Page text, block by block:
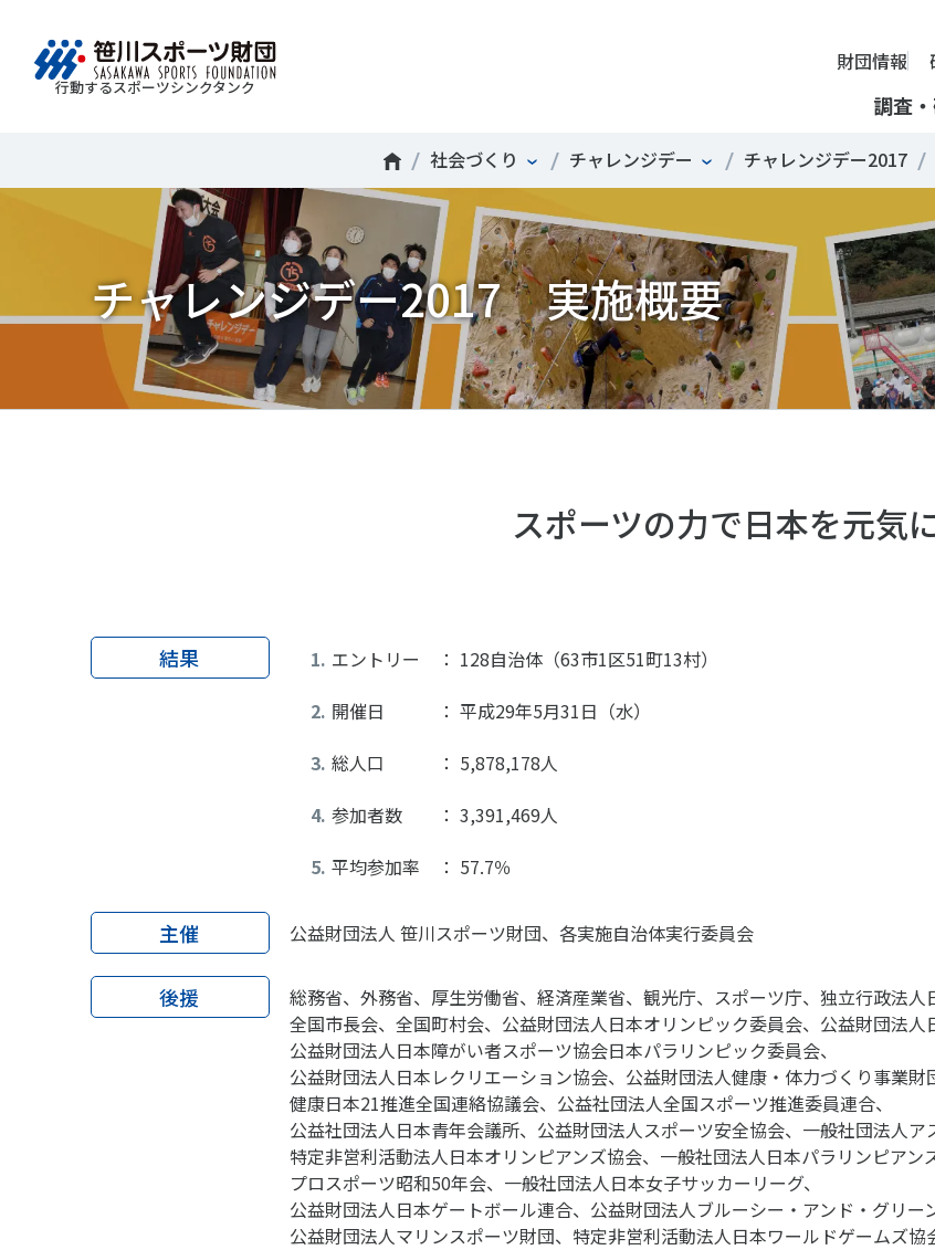
行動するスポーツシンクタンク
調査
財団情報
財団情報
ミッション
理事長挨拶
組織
沿革
採用情報
情報公開
アクセス
SSF Guidebook
アクティブシティ
ニュース
お問い合わせ・お申し込み
＃誰が子どものスポーツをささえるのか ＃部活動 ＃アクティブなまちづくり ＃日本人の身体
＃競技人口 ＃高齢者スポーツ ＃差別とダイバーシティ
スポーツによるまちづくり スポーツ・ガバナ
社会づくり
各教育機関との連携
スポーツ振興団体との連携
【動画】スポーツでアクティブ
Mission＆Visionの達成に向けさまざまな
研究調査活動を行います。客観的な分
析・研究に基づく実現性のある政策提言
につなげています。
スポーツライフ・データ
スポーツ白書
政策提言
子どものスポーツ
障害者スポーツ
スポーツによるまちづくり
スポーツ・ガバナ
スポーツボランテ
スポーツ政策・予
健康とスポーツ
その他
調査一覧
自治体・スポーツ組織・企業・教育機関等と連携し、スポー
ツ推進計画の策定やスポーツ振興、地域課題の解決につなが
る取り組みを共同で実践しています。
アクティブシティ
自治体との連携
各教育機関との連携
スポーツ振興団体との連携
セミナー
【動画】スポーツでアクティブなまち
チャレンジデー30年の取り組み
「スポーツ・フォー・オール」の理念を共有する国際機関や
日本国外の組織との連携、国際会議での研究成果の発表など
を行います。また、諸外国のスポーツ政策の比較、研究、情
報収集に積極的に取り組んでいます。
国際機関との連携
諸外国のスポーツ政策
諸外国のスポーツ事情
SSF研究員による国際情報コラム
日本のスポーツ政策についての論考、部
活動やこどもの運動実施率などのスポー
ツ界の諸問題に関するコラム、スポーツ
史に残る貴重な証言など、様々な読み物
コンテンツを作成し、スポーツの果たす
べき役割を考察しています。
運動部活動の実態と地域展開・地域
移行
スポーツ時事問題
SPORT TOPICS
障害者のスポーツの日常化
誰もがささえやすい子どものスポー
ツの環境づくり
スポーツ辞典
スポーツ 歴史の検
SPORT POLICY
ーツ政策の『卵』
SSF BOOKS
広報・出版
投票・クイズ
新型コロナウイル
社会づくり チャレンジデー チャレンジデー2017
チャレンジデー2017 実施概要
スポーツの力で日本を元気
結果
エントリー ： 128自治体（63市1区51町13村）
開催日 ： 平成29年5月31日（水）
総人口 ： 5,878,178人
参加者数 ： 3,391,469人
平均参加率 ： 57.7％
主催 公益財団法人 笹川スポーツ財団、各実施自治体実行委員会
後援
総務省、外務省、厚生労働省、経済産業省、観光庁、スポーツ庁、独立行政法人
全国市長会、全国町村会、公益財団法人日本オリンピック委員会、公益財団法人
公益財団法人日本障がい者スポーツ協会日本パラリンピック委員会、
公益財団法人日本レクリエーション協会、公益財団法人健康・体力づくり事業財
健康日本21推進全国連絡協議会、公益社団法人全国スポーツ推進委員連合、
公益社団法人日本青年会議所、公益財団法人スポーツ安全協会、一般社団法人ア
特定非営利活動法人日本オリンピアンズ協会、一般社団法人日本パラリンピアン
プロスポーツ昭和50年会、一般社団法人日本女子サッカーリーグ、
公益財団法人日本ゲートボール連合、公益財団法人ブルーシー・アンド・グリー
公益財団法人マリンスポーツ財団、特定非営利活動法人日本ワールドゲームズ協